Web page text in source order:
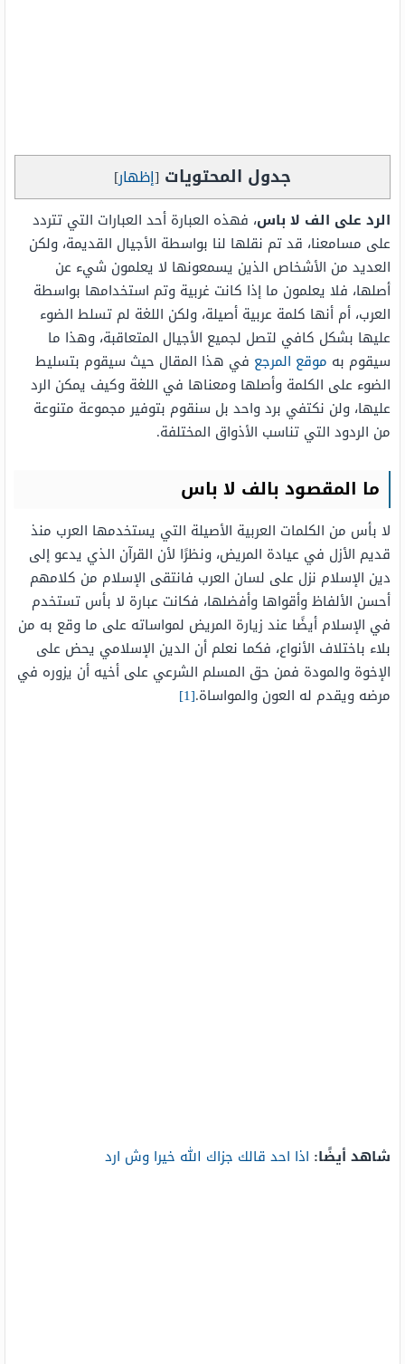
جدول المحتويات [إظهار]
الرد على الف لا باس، فهذه العبارة أحد العبارات التي تتردد
على مسامعنا، قد تم نقلها لنا بواسطة الأجيال القديمة، ولكن
العديد من الأشخاص الذين يسمعونها لا يعلمون شيء عن
أصلها، فلا يعلمون ما إذا كانت غربية وتم استخدامها بواسطة
العرب، أم أنها كلمة عربية أصيلة، ولكن اللغة لم تسلط الضوء
عليها بشكل كافي لتصل لجميع الأجيال المتعاقبة، وهذا ما
سيقوم به موقع المرجع في هذا المقال حيث سيقوم بتسليط
الضوء على الكلمة وأصلها ومعناها في اللغة وكيف يمكن الرد
عليها، ولن نكتفي برد واحد بل سنقوم بتوفير مجموعة متنوعة
من الردود التي تناسب الأذواق المختلفة.
ما المقصود بالف لا باس
لا بأس من الكلمات العربية الأصيلة التي يستخدمها العرب منذ
قديم الأزل في عيادة المريض، ونظرًا لأن القرآن الذي يدعو إلى
دين الإسلام نزل على لسان العرب فانتقى الإسلام من كلامهم
أحسن الألفاظ وأقواها وأفضلها، فكانت عبارة لا بأس تستخدم
في الإسلام أيضًا عند زيارة المريض لمواساته على ما وقع به من
بلاء باختلاف الأنواع، فكما نعلم أن الدين الإسلامي يحض على
الإخوة والمودة فمن حق المسلم الشرعي على أخيه أن يزوره في
مرضه ويقدم له العون والمواساة.[1]
شاهد أيضًا: اذا احد قالك جزاك الله خيرا وش ارد